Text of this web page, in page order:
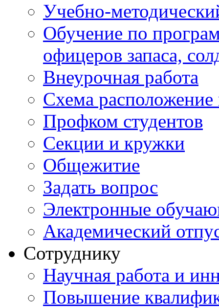
Учебно-
Обучение по
офицеров запаса,
Внеурочная работа
Схема расположение
Профком студентов
Секции и кружки
Общежитие
Задать вопрос
Электронные
Академический
Сотруднику
Научная работа и
Повышение